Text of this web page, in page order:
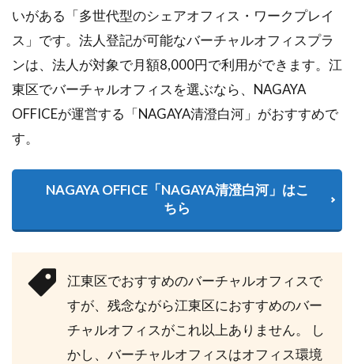
いがある「多世代型のシェアオフィス・ワークプレイ
ス」です。法人登記が可能なバーチャルオフィスプラ
ンは、法人が対象で月額8,000円で利用ができます。江
東区でバーチャルオフィスを選ぶなら、NAGAYA
OFFICEが運営する「NAGAYA清澄白河」がおすすめで
す。
NAGAYA OFFICE「NAGAYA清澄白河」はこ
ちら
江東区でおすすめのバーチャルオフィスで
すが、残念ながら江東区におすすめのバー
チャルオフィスがこれ以上ありません。 し
かし、バーチャルオフィスはオフィス環境